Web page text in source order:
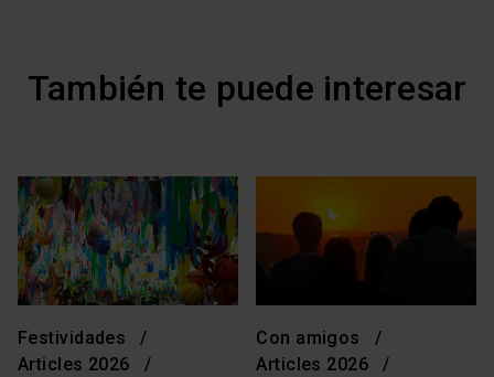
También te puede interesar
Festividades
Articles 2026
Con amigos
Articles 2026